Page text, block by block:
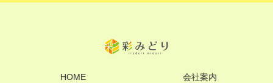
HOME 会社案内